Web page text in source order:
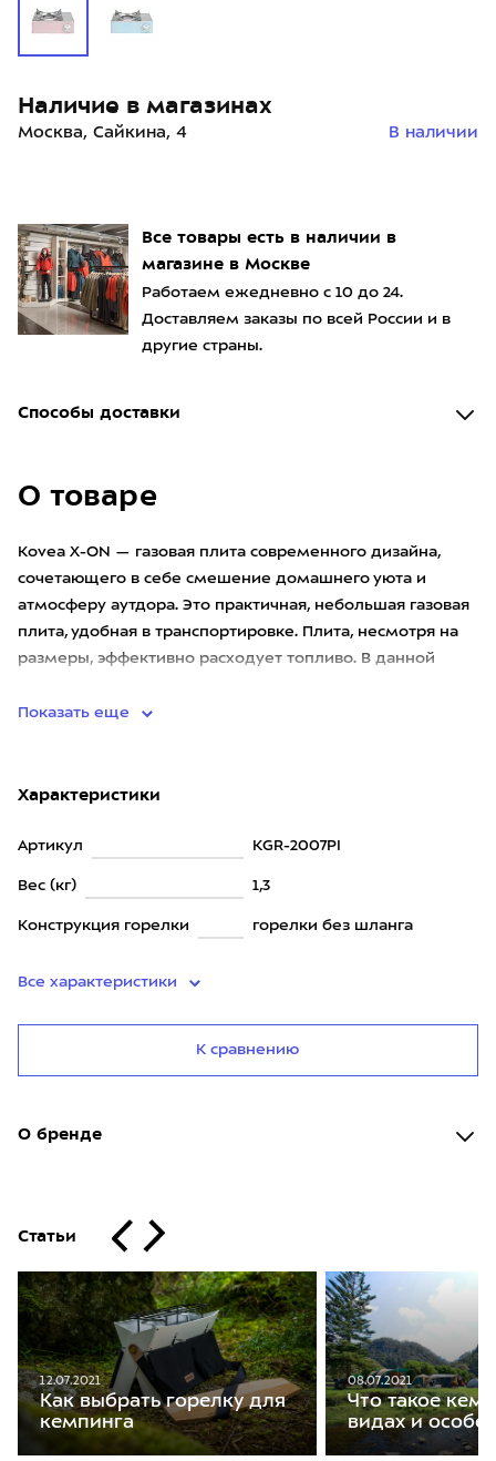
Все товары есть в наличии в
магазине в Москве
Работаем ежедневно с 10 до 24.
Доставляем заказы по всей России и в
другие страны.
Способы доставки
О товаре
Kovea X-ON — газовая плита современного дизайна,
сочетающего в себе смешение домашнего уюта и
атмосферу аутдора. Это практичная, небольшая газовая
плита, удобная в транспортировке. Плита, несмотря на
размеры, эффективно расходует топливо. В данной
Показать еще
Характеристики
Артикул KGR-2007PI
Вес (кг) 1,3
Конструкция горелки горелки без шланга
Все характеристики
К сравнению
О бренде
Статьи
12.07.2021
Как выбрать горелку для
кемпинга
08.07.2021
Что такое
видах и
Наличие в магазинах
Москва, Сайкина, 4 В наличии